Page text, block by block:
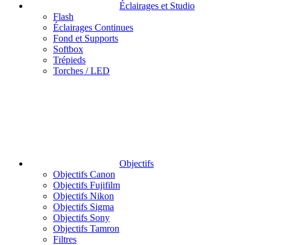
Éclairages et Studio
Flash
Éclairages Continues
Fond et Supports
Softbox
Trépieds
Torches / LED
Objectifs
Objectifs Canon
Objectifs Fujifilm
Objectifs Nikon
Objectifs Sigma
Objectifs Sony
Objectifs Tamron
Filtres